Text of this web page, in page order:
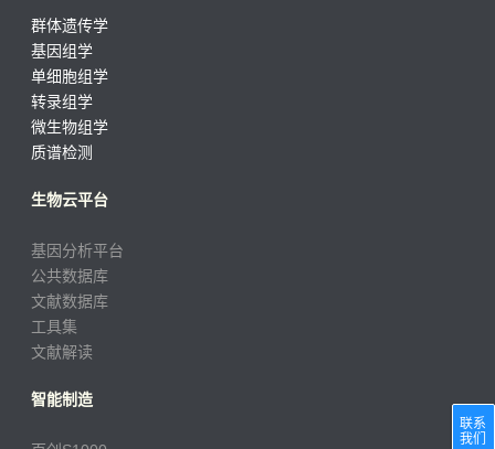
群体遗传学
基因组学
单细胞组学
转录组学
微生物组学
质谱检测
生物云平台
基因分析平台
公共数据库
文献数据库
工具集
文献解读
智能制造
联系
我们